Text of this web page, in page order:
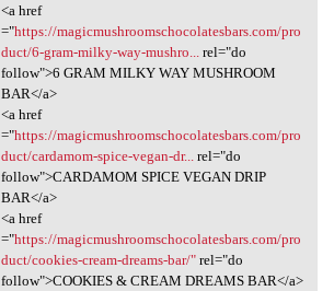
<a href
="https://magicmushroomschocolatesbars.com/pro
duct/6-gram-milky-way-mushro...
rel="do
follow">6 GRAM MILKY WAY MUSHROOM
BAR</a>
<a href
="https://magicmushroomschocolatesbars.com/pro
duct/cardamom-spice-vegan-dr...
rel="do
follow">CARDAMOM SPICE VEGAN DRIP
BAR</a>
<a href
="https://magicmushroomschocolatesbars.com/pro
duct/cookies-cream-dreams-bar/"rel="do
follow">COOKIES & CREAM DREAMS BAR</a>